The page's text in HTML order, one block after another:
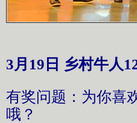
3月19日 乡村牛人
有奖问题：为你喜
哦？